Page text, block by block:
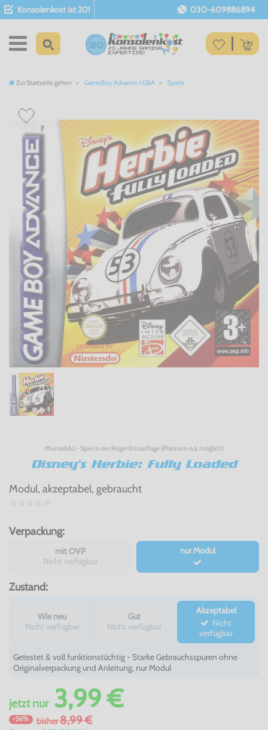
Konsolenkost ist 20! 030-609886894
Zur Startseite gehen GameBoy Advance / GBA Spiele
Musterbild - Spiel in der Regel Erstauflage (Platinum o.ä. möglich)
Disney's Herbie: Fully Loaded
Modul, akzeptabel, gebraucht
Verpackung:
mit OVP
Nicht verfügbar
nur Modul
Zustand:
Wie neu
Nicht verfügbar
Gut
Nicht verfügbar
Akzeptabel
verfügbar
Getestet & voll funktionstüchtig - Starke Gebrauchsspuren ohne
Originalverpackung und Anleitung, nur Modul
jetztnur3,99 €
-56% bisher8,99 €